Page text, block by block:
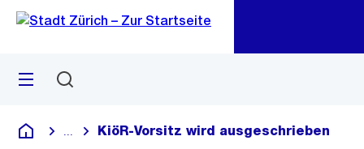
Navigation
Sprunglink
Menü
Deutsch
Blende alle Breadcrumbs ein
KiöR-Vorsitz wird ausgeschrieben